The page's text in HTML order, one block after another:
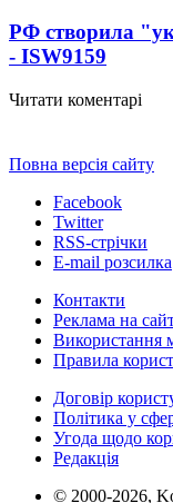
РФ створила
- ISW9159
Читати коментарі
Повна версія сайту
Facebook
Twitter
RSS-стрічки
E-mail розсилка
Контакти
Реклама на
Використання
Правила
Договір
Політика у
Угода щодо
Редакція
© 2000-2026,